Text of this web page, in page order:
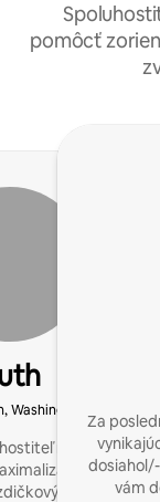
pomôcť
Washington
na Airbnb,
príjmov a
zážitkov
Za
vám